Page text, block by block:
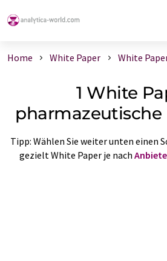
Home White Paper White
1 White
pharmazeutische
Tipp: Wählen Sie weiter unten einen
gezielt White Paper je nach